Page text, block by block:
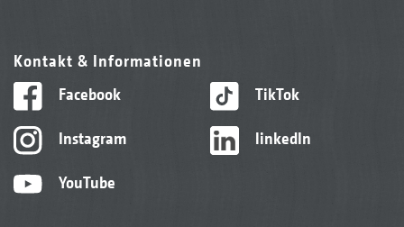
Kontakt & Informationen
Facebook
Instagram
YouTube
TikTok
linkedIn